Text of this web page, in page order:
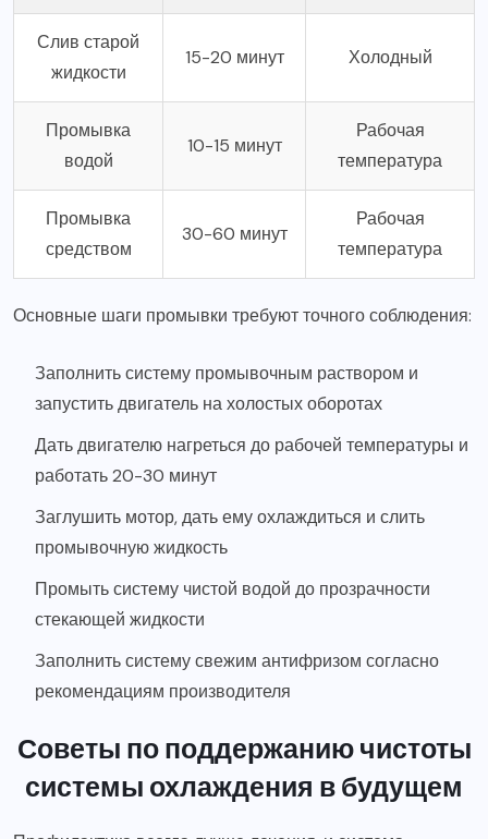
Слив старой
жидкости
15-20 минут Холодный
Промывка
водой
10-15 минут
Рабочая
температура
Промывка
средством
30-60 минут
Рабочая
температура
Основные шаги промывки требуют точного соблюдения:
Заполнить систему промывочным раствором и
запустить двигатель на холостых оборотах
Дать двигателю нагреться до рабочей температуры и
работать 20-30 минут
Заглушить мотор, дать ему охлаждиться и слить
промывочную жидкость
Промыть систему чистой водой до прозрачности
стекающей жидкости
Заполнить систему свежим антифризом согласно
рекомендациям производителя
Советы по поддержанию чистоты
системы охлаждения в будущем